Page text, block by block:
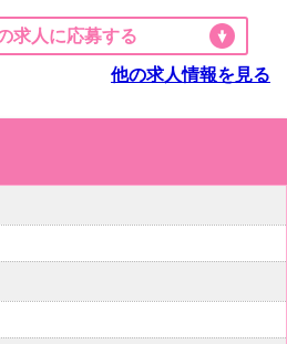
求人に応募する
他の求人情報を見る